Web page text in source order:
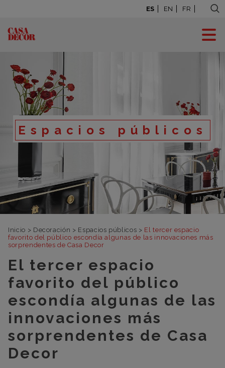
ES EN FR
Espacios públicos
Inicio > Decoración > Espacios públicos > El tercer espacio
favorito del público escondía algunas de las innovaciones más
sorprendentes de Casa Decor
El tercer espacio
favorito del público
escondía algunas de las
innovaciones más
sorprendentes de Casa
Decor